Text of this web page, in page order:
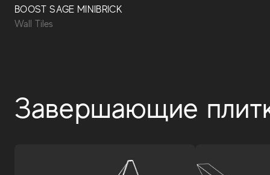
BOOST SAGE MINIBRICK
Wall Tiles
Завершающие